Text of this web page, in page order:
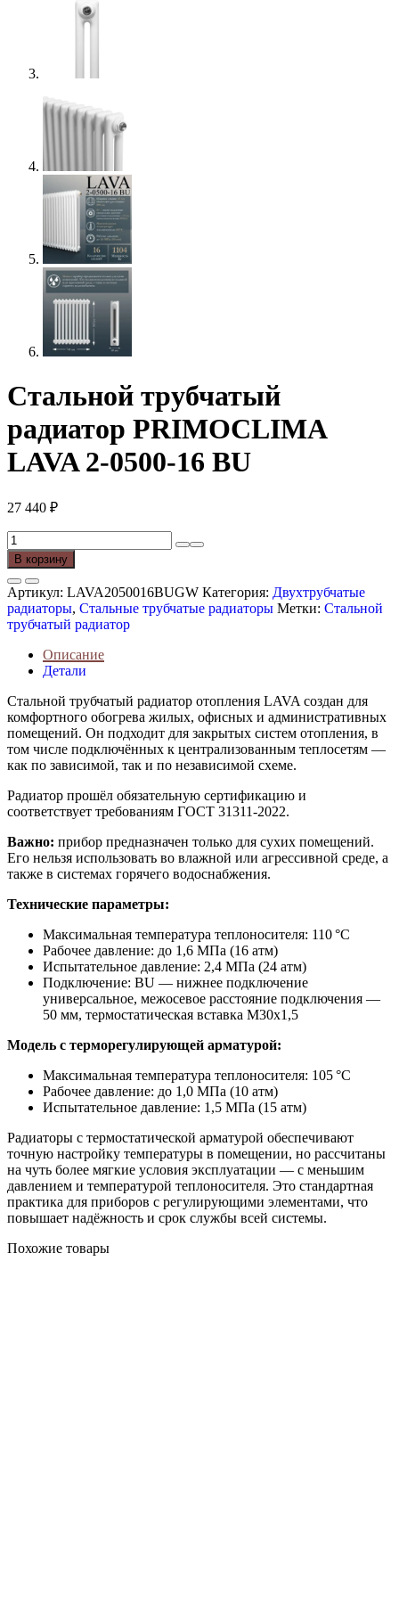
Стальной трубчатый
радиатор PRIMOCLIMA
LAVA 2-0500-16 BU
27 440 ₽
Количество
товара
Стальной
трубчатый
радиатор
PRIMOCLIMA
LAVA
0500-
BU
В корзину
Артикул: LAVA2050016BUGW Категория: Двухтрубчатые
радиаторы, Стальные трубчатые радиаторы Метки: Стальной
трубчатый радиатор
Описание
Детали
Стальной трубчатый радиатор отопления LAVA создан для
комфортного обогрева жилых, офисных и административных
помещений. Он подходит для закрытых систем отопления, в
том числе подключённых к централизованным теплосетям —
как по зависимой, так и по независимой схеме.
Радиатор прошёл обязательную сертификацию и
соответствует требованиям ГОСТ 31311-2022.
Важно: прибор предназначен только для сухих помещений.
Его нельзя использовать во влажной или агрессивной среде, а
также в системах горячего водоснабжения.
Технические параметры:
Максимальная температура теплоносителя: 110 °С
Рабочее давление: до 1,6 МПа (16 атм)
Испытательное давление: 2,4 МПа (24 атм)
Подключение: BU — нижнее подключение
универсальное, межосевое расстояние подключения —
50 мм, термостатическая вставка М30х1,5
Модель с терморегулирующей арматурой:
Максимальная температура теплоносителя: 105 °С
Рабочее давление: до 1,0 МПа (10 атм)
Испытательное давление: 1,5 МПа (15 атм)
Радиаторы с термостатической арматурой обеспечивают
точную настройку температуры в помещении, но рассчитаны
на чуть более мягкие условия эксплуатации — с меньшим
давлением и температурой теплоносителя. Это стандартная
практика для приборов с регулирующими элементами, что
повышает надёжность и срок службы всей системы.
Похожие товары